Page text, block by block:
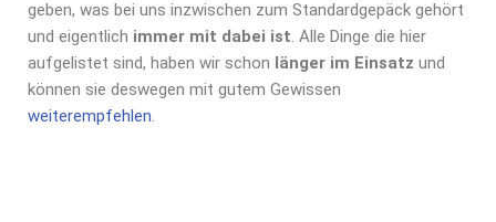
geben, was bei uns inzwischen zum Standardgepäck gehört
und eigentlich immer mit dabei ist. Alle Dinge die hier
aufgelistet sind, haben wir schon länger im Einsatz und
können sie deswegen mit gutem Gewissen
weiterempfehlen.